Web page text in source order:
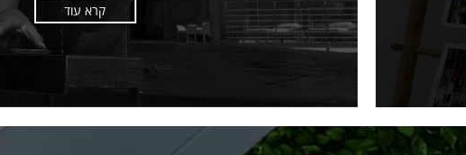
קרא עוד